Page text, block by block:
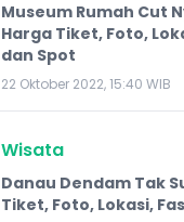
Museum Rumah Cut
Harga Tiket, Foto,
dan Spot
22 Oktober 2022, 15:40 WIB
Wisata
Danau Dendam Tak
Tiket, Foto, Lokasi,